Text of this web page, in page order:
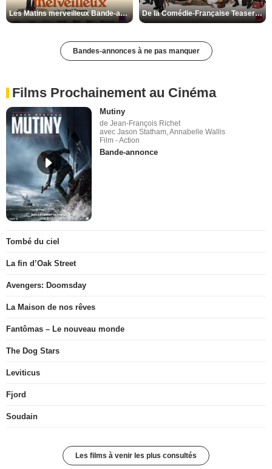
Les Matins merveilleux Bande-annonce VF De la Comédie-Française Teaser VF
Bandes-annonces à ne pas manquer
Films Prochainement au Cinéma
Mutiny
de Jean-François Richet
avec Jason Statham, Annabelle Wallis
Film - Action
Bande-annonce
Tombé du ciel
La fin d’Oak Street
Avengers: Doomsday
La Maison de nos rêves
Fantômas – Le nouveau monde
The Dog Stars
Leviticus
Fjord
Soudain
Les films à venir les plus consultés